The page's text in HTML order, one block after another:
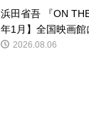
浜田省吾 『ON
年1月】全国映画
2026.08.06